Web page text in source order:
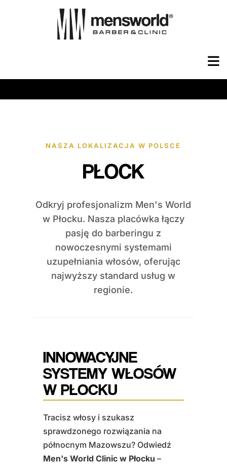
NASZA LOKALIZACJA W POLSCE
PŁOCK
Odkryj profesjonalizm Men's World
w Płocku. Nasza placówka łączy
pasję do barberingu z
nowoczesnymi systemami
uzupełniania włosów, oferując
najwyższy standard usług w
regionie.
INNOWACYJNE
SYSTEMY WŁOSÓW
W PŁOCKU
Tracisz włosy i szukasz
sprawdzonego rozwiązania na
północnym Mazowszu? Odwiedź
Men's World Clinic w Płocku –